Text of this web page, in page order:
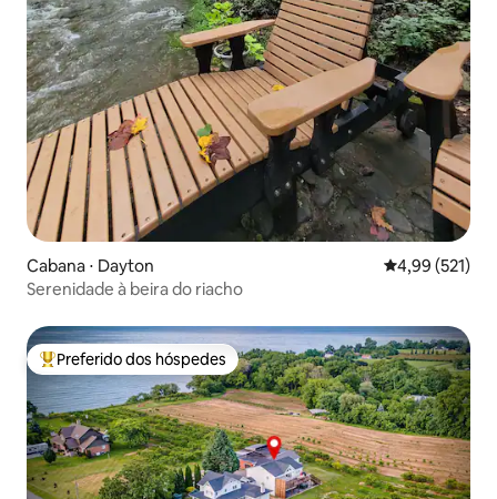
Cabana ⋅ Dayton 4,99 de uma
4,99 (521)
Serenidade à beira do riacho
Entre os melhores preferidos dos hóspedes
Preferido dos hóspedes